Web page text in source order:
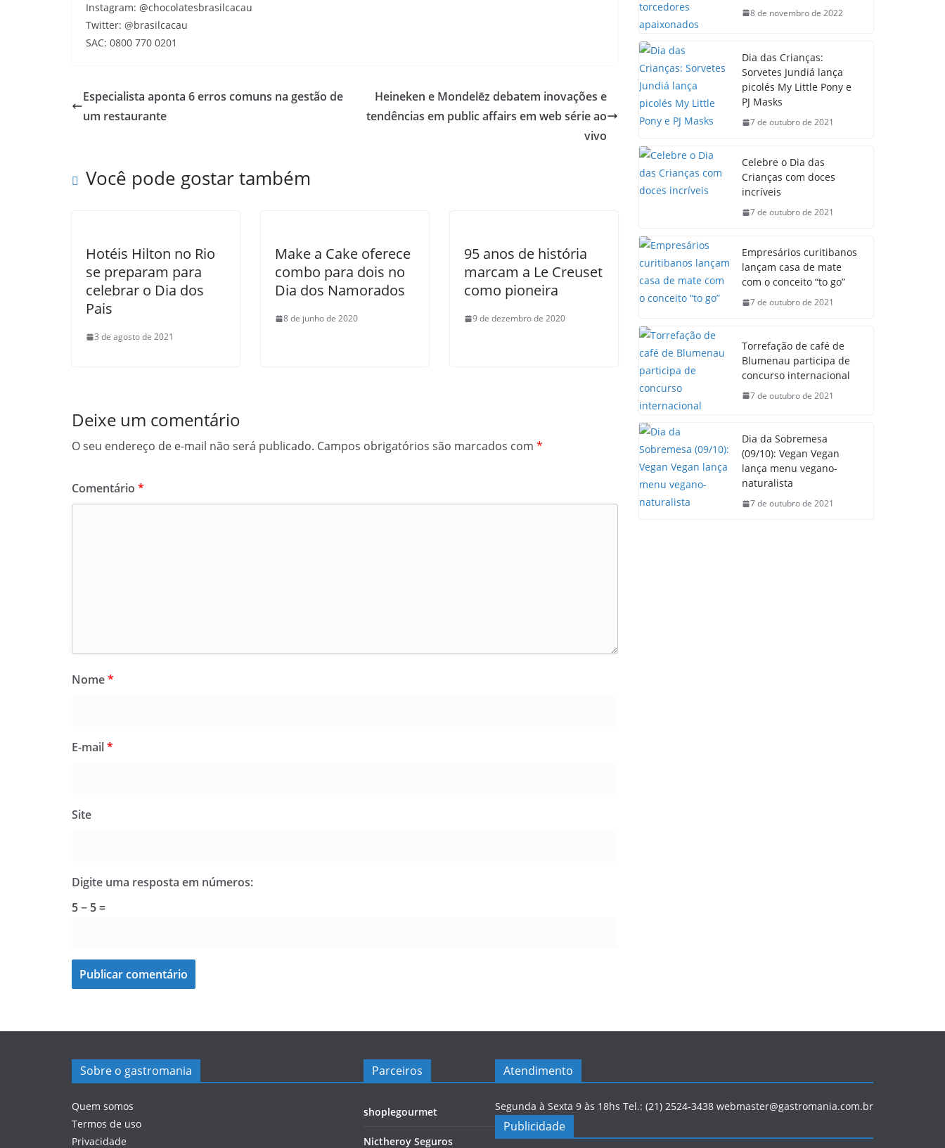
Instagram: @chocolatesbrasilcacau
Twitter: @brasilcacau
SAC: 0800 770 0201
Especialista aponta 6 erros comuns na gestão de
um restaurante
Heineken e Mondelēz debatem inovações e
tendências em public affairs em web série ao
vivo
Você pode gostar também
Hotéis Hilton no Rio
se preparam para
celebrar o Dia dos
Pais
3 de agosto de 2021
Make a Cake oferece
combo para dois no
Dia dos Namorados
8 de junho de 2020
95 anos de história
marcam a Le Creuset
como pioneira
9 de dezembro de 2020
Deixe um comentário
O seu endereço de e-mail não será publicado. Campos obrigatórios são marcados com *
Comentário *
Nome*
E-mail*
Site
Digite uma resposta em números:
5 − 5 =
8 de novembro de 2022
Dia das Crianças:
Sorvetes Jundiá lança
picolés My Little Pony e
PJ Masks
7 de outubro de 2021
Celebre o Dia das
Crianças com doces
incríveis
7 de outubro de 2021
Empresários curitibanos
lançam casa de mate
com o conceito “to go”
7 de outubro de 2021
Torrefação de café de
Blumenau participa de
concurso internacional
7 de outubro de 2021
Dia da Sobremesa
(09/10): Vegan Vegan
lança menu vegano-
naturalista
7 de outubro de 2021
Sobre o gastromania
Quem somos
Termos de uso
Privacidade
Parceiros
shoplegourmet
Nictheroy Seguros
Atendimento
Segunda à Sexta 9 às 18hs Tel.: (21) 2524-3438 webmaster@gastromania.com.br
Publicidade